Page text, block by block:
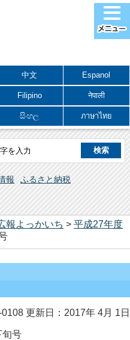
中文 Espanol
Filipino नेपाली
සිංහල ภาษาไทย
報
ふるさと納税
報よっかいち > 平成27年度
0108 更新日：2017年 4月 1日
号